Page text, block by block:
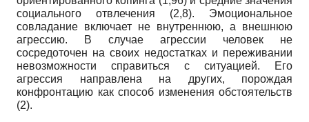
социального отвлечения (2,8). Эмоциональное
совладание включает не внутреннюю, а внешнюю
агрессию. В случае агрессии человек не
сосредоточен на своих недостатках и переживании
невозможности справиться с ситуацией. Его
агрессия направлена на других, порождая
конфронтацию как способ изменения обстоятельств
(2).